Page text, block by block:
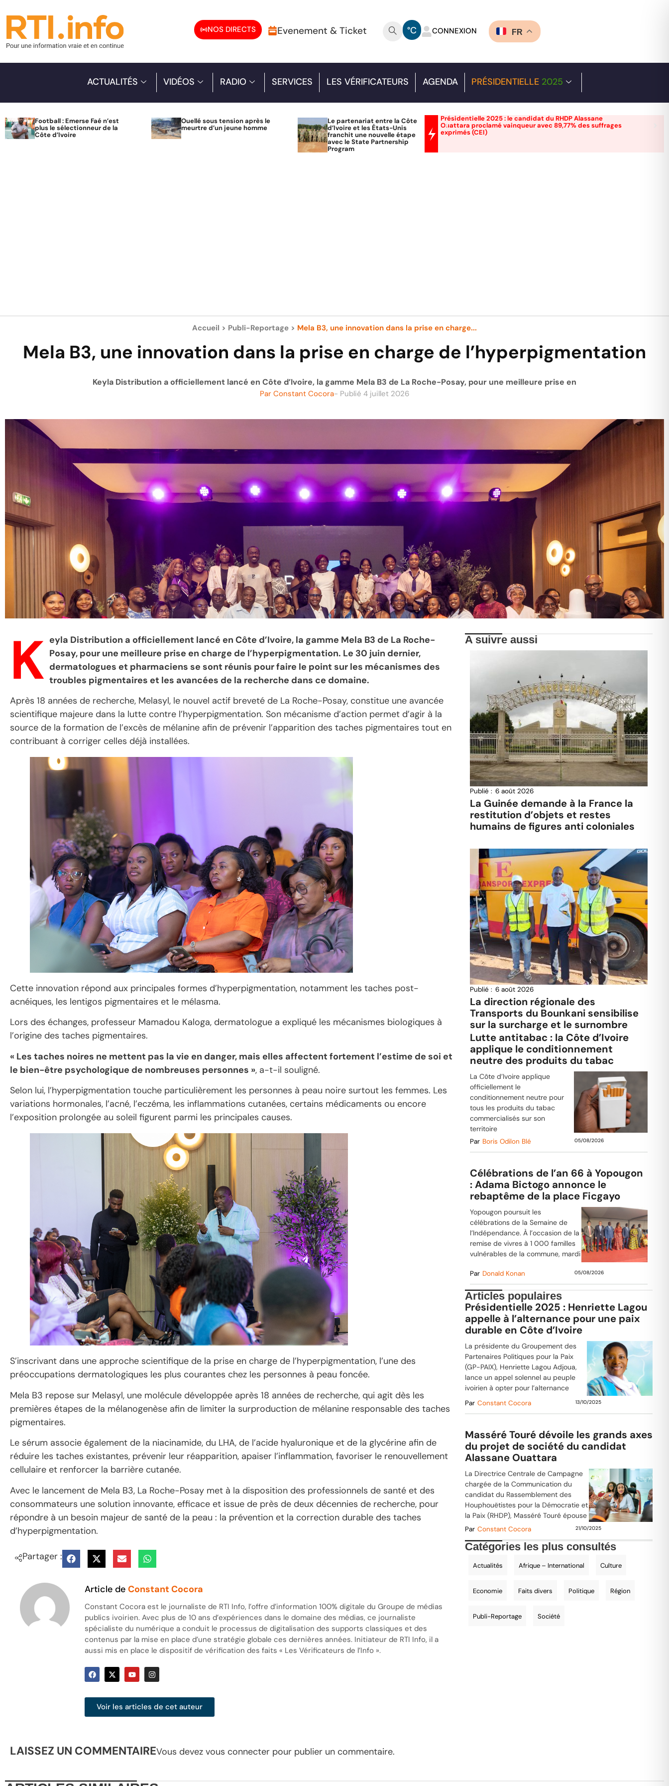
NOS DIRECTS Evenement & Ticket °C CONNEXION FR
ACTUALITÉS VIDÉOS RADIO SERVICES LES VÉRIFICATEURS AGENDA PRÉSIDENTIELLE 2025
Football : Emerse Faé n’est
plus le sélectionneur de la
Côte d’Ivoire
Ouellé sous tension après le
meurtre d’un jeune homme
Le partenariat entre la Côte
d’Ivoire et les États-Unis
franchit une nouvelle étape
avec le State Partnership
Program
Présidentielle 2025 : le candidat du RHDP Alassane
Ouattara proclamé vainqueur avec 89,77% des suffrages
exprimés (CEI)
Accueil > Publi-Reportage > Mela B3, une innovation dans la prise en charge...
Mela B3, une innovation dans la prise en charge de l’hyperpigmentation
Keyla Distribution a officiellement lancé en Côte d’Ivoire, la gamme Mela B3 de La Roche-Posay, pour une meilleure prise en
Par Constant Cocora- Publié 4 juillet 2026
K eyla Distribution a officiellement lancé en Côte d’Ivoire, la gamme Mela B3 de La Roche-
Posay, pour une meilleure prise en charge de l’hyperpigmentation. Le 30 juin dernier,
dermatologues et pharmaciens se sont réunis pour faire le point sur les mécanismes des
troubles pigmentaires et les avancées de la recherche dans ce domaine.
Après 18 années de recherche, Melasyl, le nouvel actif breveté de La Roche-Posay, constitue une avancée
scientifique majeure dans la lutte contre l’hyperpigmentation. Son mécanisme d’action permet d’agir à la
source de la formation de l’excès de mélanine afin de prévenir l’apparition des taches pigmentaires tout en
contribuant à corriger celles déjà installées.
Cette innovation répond aux principales formes d’hyperpigmentation, notamment les taches post-
acnéiques, les lentigos pigmentaires et le mélasma.
Lors des échanges, professeur Mamadou Kaloga, dermatologue a expliqué les mécanismes biologiques à
l’origine des taches pigmentaires.
« Les taches noires ne mettent pas la vie en danger, mais elles affectent fortement l’estime de soi et
le bien-être psychologique de nombreuses personnes », a-t-il souligné.
Selon lui, l’hyperpigmentation touche particulièrement les personnes à peau noire surtout les femmes. Les
variations hormonales, l’acné, l’eczéma, les inflammations cutanées, certains médicaments ou encore
l’exposition prolongée au soleil figurent parmi les principales causes.
S’inscrivant dans une approche scientifique de la prise en charge de l’hyperpigmentation, l’une des
préoccupations dermatologiques les plus courantes chez les personnes à peau foncée.
Mela B3 repose sur Melasyl, une molécule développée après 18 années de recherche, qui agit dès les
premières étapes de la mélanogenèse afin de limiter la surproduction de mélanine responsable des taches
pigmentaires.
Le sérum associe également de la niacinamide, du LHA, de l’acide hyaluronique et de la glycérine afin de
réduire les taches existantes, prévenir leur réapparition, apaiser l’inflammation, favoriser le renouvellement
cellulaire et renforcer la barrière cutanée.
Avec le lancement de Mela B3, La Roche-Posay met à la disposition des professionnels de santé et des
consommateurs une solution innovante, efficace et issue de près de deux décennies de recherche, pour
répondre à un besoin majeur de santé de la peau : la prévention et la correction durable des taches
d’hyperpigmentation.
Partager :
Article deConstant Cocora
Constant Cocora est le journaliste de RTI Info, l’offre d’information 100% digitale du Groupe de médias
publics ivoirien. Avec plus de 10 ans d’expériences dans le domaine des médias, ce journaliste
spécialiste du numérique a conduit le processus de digitalisation des supports classiques et des
contenus par la mise en place d’une stratégie globale ces dernières années. Initiateur de RTI Info, il a
aussi mis en place le dispositif de vérification des faits « Les Vérificateurs de l’Info ».
Voir les articles de cet auteur
LAISSEZ UN COMMENTAIREVous devez vous connecter pour publier un commentaire.
A suivre aussi
Publié : 6 août 2026
La Guinée demande à la France la
restitution d’objets et restes
humains de figures anti coloniales
Publié : 6 août 2026
La direction régionale des
Transports du Bounkani sensibilise
sur la surcharge et le surnombre
Lutte antitabac : la Côte d’Ivoire
applique le conditionnement
neutre des produits du tabac
La Côte d’Ivoire applique
officiellement le
conditionnement neutre pour
tous les produits du tabac
commercialisés sur son
territoire
Par Boris Odilon Blé 05/08/2026
Célébrations de l’an 66 à Yopougon
: Adama Bictogo annonce le
rebaptême de la place Ficgayo
Yopougon poursuit les
célébrations de la Semaine de
l’Indépendance. À l’occasion de la
remise de vivres à 1 000 familles
vulnérables de la commune, mardi
Par Donald Konan 05/08/2026
Articles populaires
Présidentielle 2025 : Henriette Lagou
appelle à l’alternance pour une paix
durable en Côte d’Ivoire
La présidente du Groupement des
Partenaires Politiques pour la Paix
(GP-PAIX), Henriette Lagou Adjoua,
lance un appel solennel au peuple
ivoirien à opter pour l’alternance
Par Constant Cocora 13/10/2025
Masséré Touré dévoile les grands axes
du projet de société du candidat
Alassane Ouattara
La Directrice Centrale de Campagne
chargée de la Communication du
candidat du Rassemblement des
Houphouëtistes pour la Démocratie et
la Paix (RHDP), Masséré Touré épouse
Par Constant Cocora 21/10/2025
Catégories les plus consultés
Actualités Afrique – International Culture
Economie Faits divers Politique Région
Publi-Reportage Société